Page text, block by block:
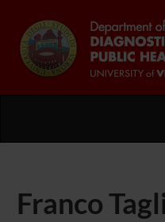
Franco